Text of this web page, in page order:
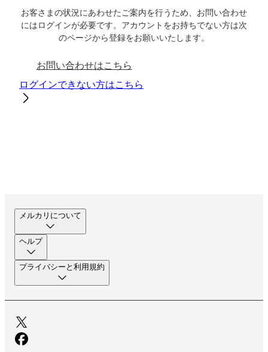
お客さまの状況にあわせたご案内を行うため、お問い合わせ
にはログインが必要です。アカウントをお持ちでない方は次
のページから登録をお願いいたします。
お問い合わせはこちら
ログインできない方はこちら
メルカリについて
ヘルプ
プライバシーと利用規約